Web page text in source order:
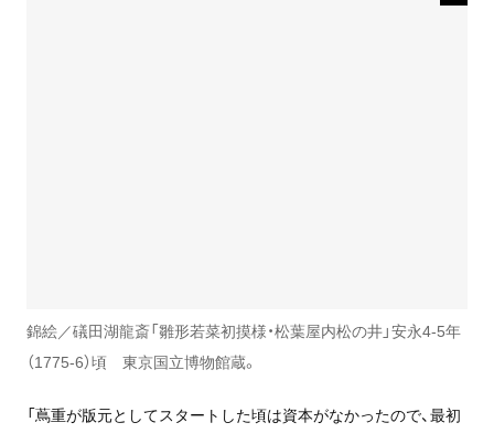
錦絵／礒田湖龍斎「雛形若菜初摸様・松葉屋内松の井」安永4-5年
（1775-6）頃 東京国立博物館蔵。
「蔦重が版元としてスタートした頃は資本がなかったので、最初